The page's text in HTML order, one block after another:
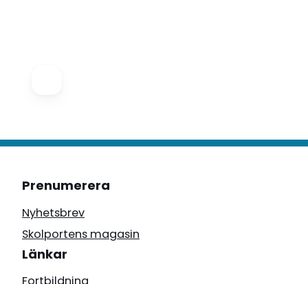
Prenumerera
Nyhetsbrev
Skolportens magasin
Länkar